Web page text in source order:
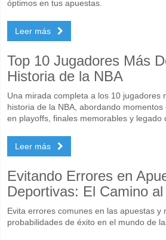
óptimos en tus apuestas.
Leer más
Top 10 Jugadores Más
Historia de la NBA
Una mirada completa a los 10 jugadores
historia de la NBA, abordando
en playoffs, finales memorables y legado
Leer más
Evitando Errores en
Deportivas: El Camino
Evita errores comunes en las apuestas y
probabilidades de éxito en el mundo de